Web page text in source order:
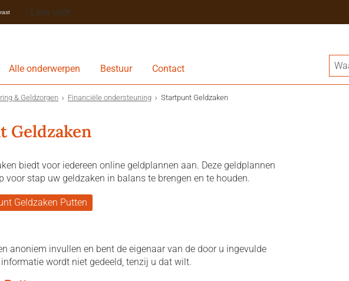
Lees voor
Alle onderwerpen Bestuur Contact
& Geldzorgen Financiële ondersteuning Startpunt Geldzaken
Geldzaken
biedt voor iedereen online geldplannen aan. Deze geldplannen
voor stap uw geldzaken in balans te brengen en te houden.
Geldzaken Putten
anoniem invullen en bent de eigenaar van de door u ingevulde
wordt niet gedeeld, tenzij u dat wilt.